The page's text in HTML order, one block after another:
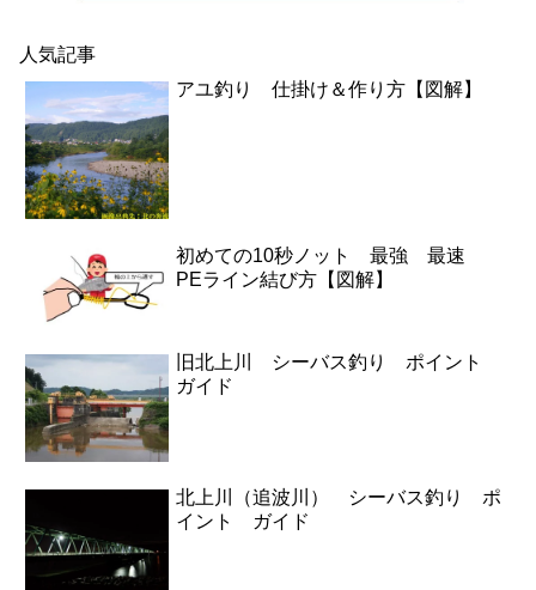
人気記事
アユ釣り 仕掛け＆作り方【図解】
初めての10秒ノット 最強 最速
PEライン結び方【図解】
旧北上川 シーバス釣り ポイント
ガイド
北上川（追波川） シーバス釣り ポ
イント ガイド